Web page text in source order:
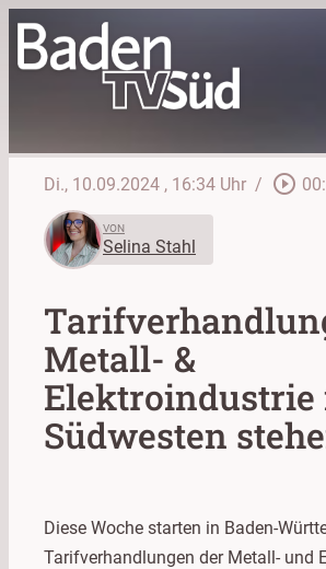
Di., 10.09.2024 , 16:34 Uhr / play_circle_outline
VON
Selina Stahl
Metall- &
Elektroindustrie
Südwesten
Diese Woche starten in Baden-
Tarifverhandlungen der Metall- und